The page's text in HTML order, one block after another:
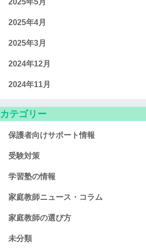
2025年5月
2025年4月
2025年3月
2024年12月
2024年11月
カテゴリー
保護者向けサポート情報
受験対策
学習塾の情報
家庭教師ニュース・コラム
家庭教師の選び方
未分類